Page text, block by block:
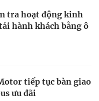
tra hoạt động kinh
hành khách bằng ô
tiếp tục bàn giao
ưu đãi